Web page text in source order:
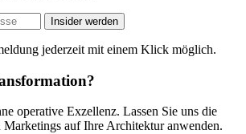
Insider werden
jederzeit mit einem Klick möglich.
operative Exzellenz. Lassen Sie uns die
auf Ihre Architektur anwenden.